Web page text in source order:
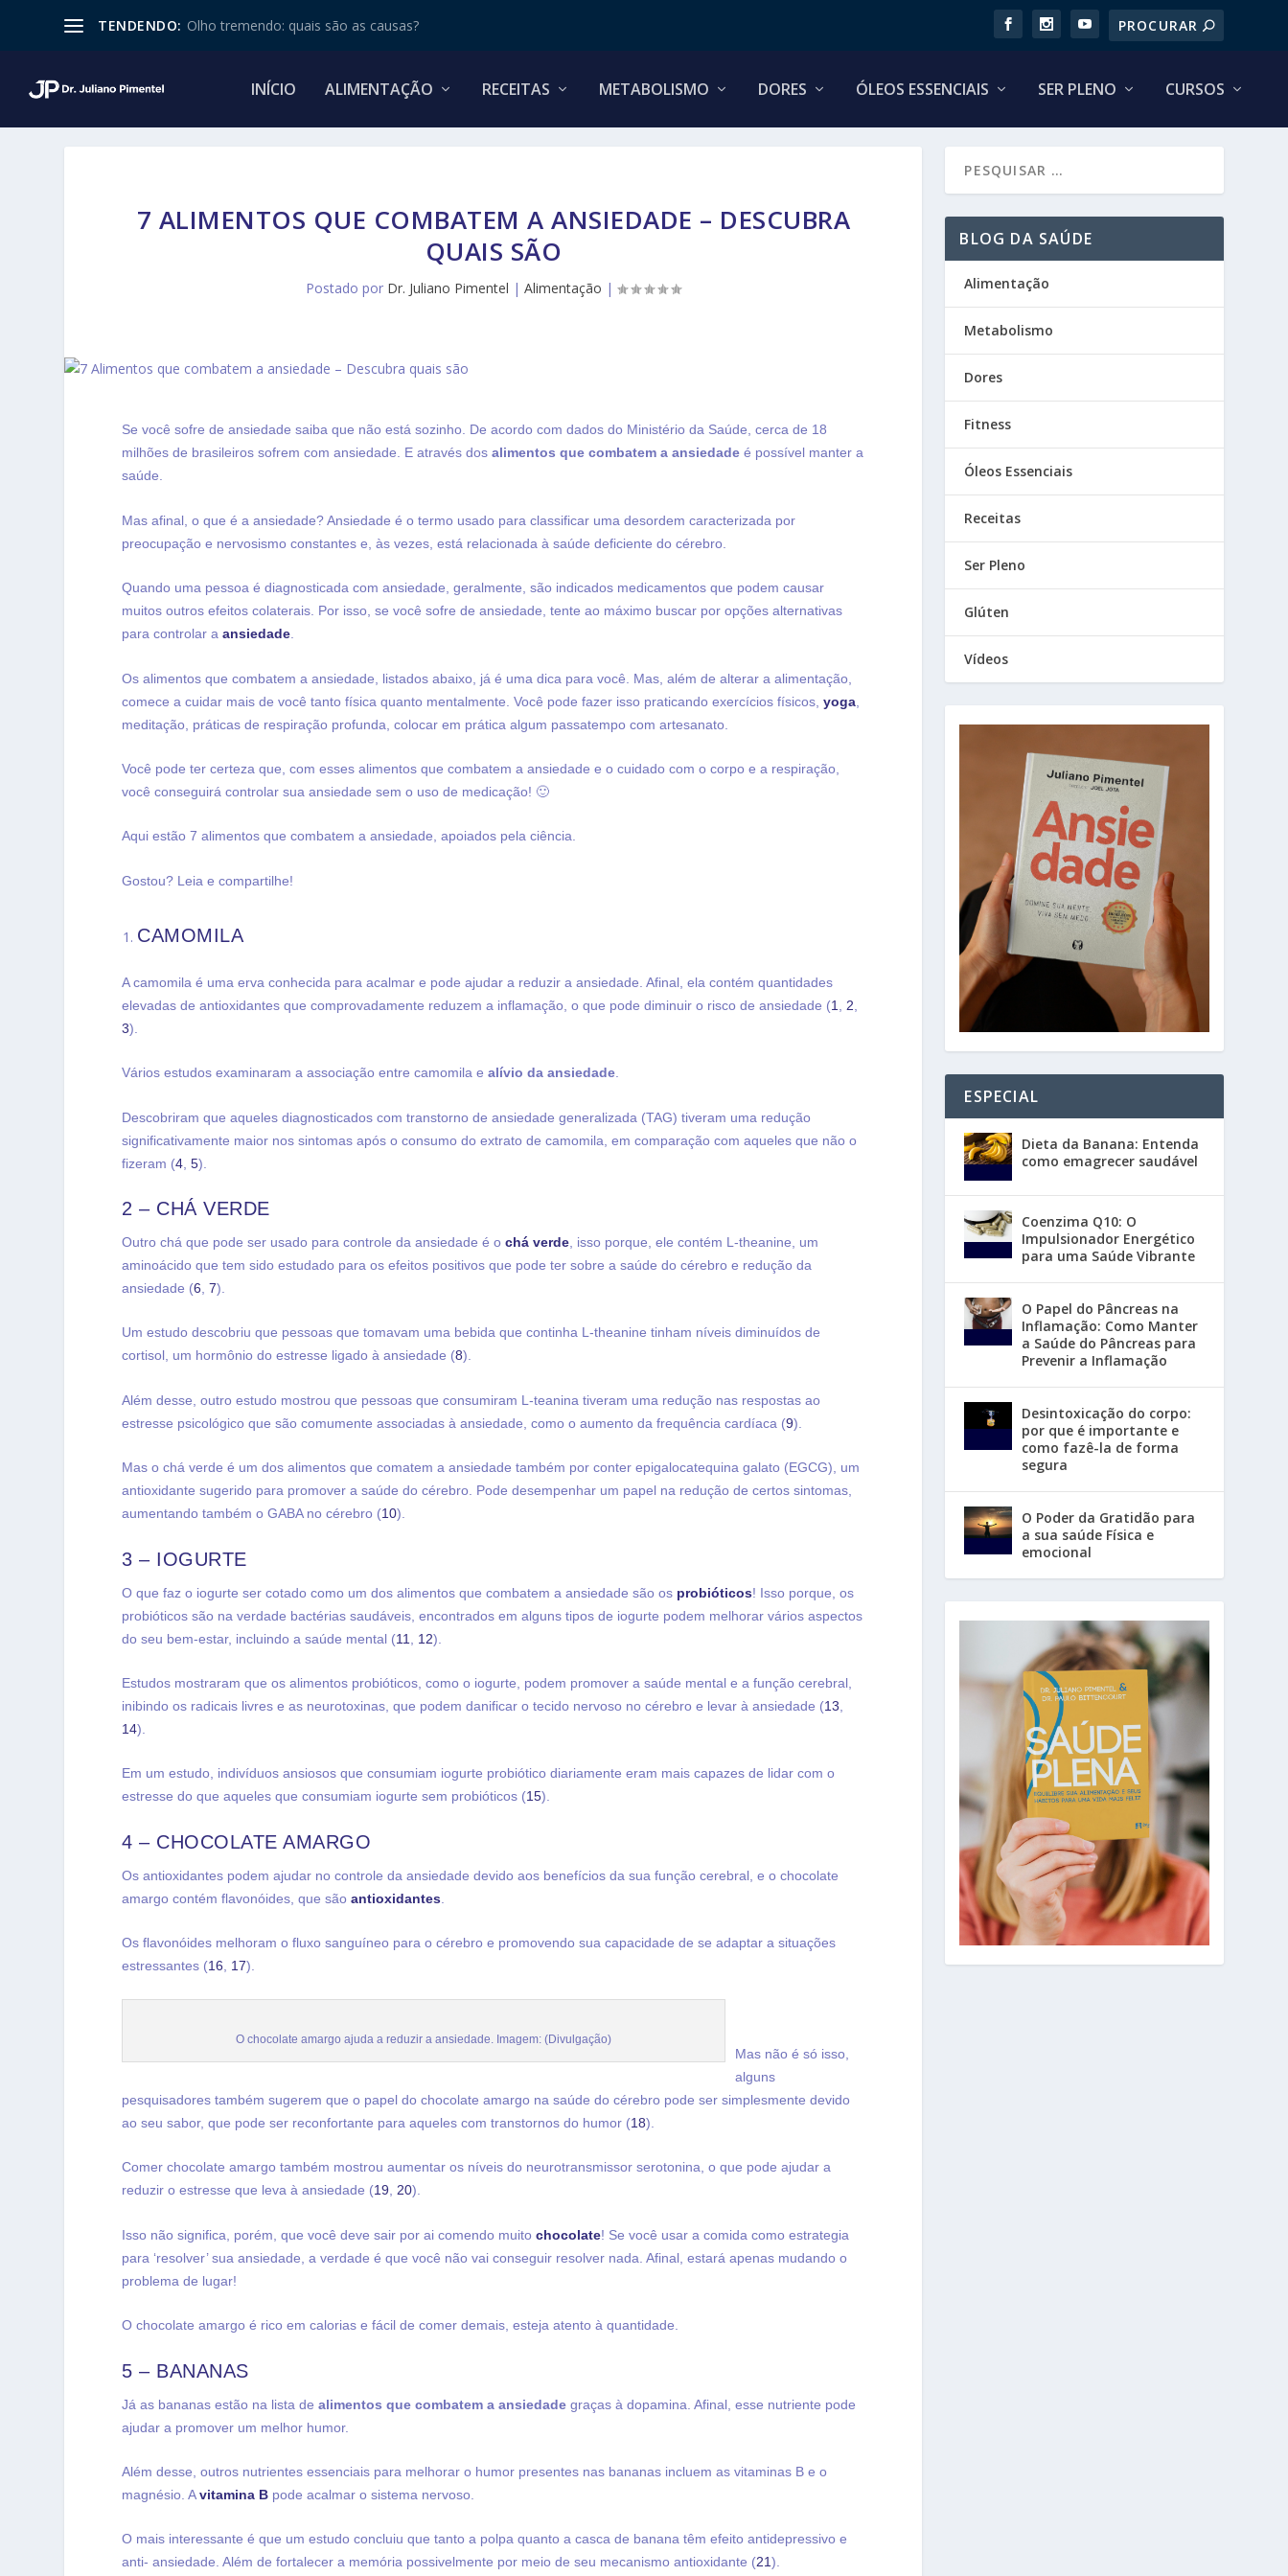
TENDENDO: Olho tremendo: quais são as causas?
INÍCIO ALIMENTAÇÃO RECEITAS METABOLISMO DORES ÓLEOS ESSENCIAIS SER PLENO CURSOS
7 ALIMENTOS QUE COMBATEM A ANSIEDADE – DESCUBRA
QUAIS SÃO
Postado por Dr. Juliano Pimentel |Alimentação |
Se você sofre de ansiedade saiba que não está sozinho. De acordo com dados do Ministério da Saúde, cerca de 18
milhões de brasileiros sofrem com ansiedade. E através dosalimentos que combatem a ansiedade é possível manter a
saúde.
Mas afinal, o que é a ansiedade? Ansiedade é o termo usado para classificar uma desordem caracterizada por
preocupação e nervosismo constantes e, às vezes, está relacionada à saúde deficiente do cérebro.
Quando uma pessoa é diagnosticada com ansiedade, geralmente, são indicados medicamentos que podem causar
muitos outros efeitos colaterais. Por isso, se você sofre de ansiedade, tente ao máximo buscar por opções alternativas
para controlar aansiedade
Os alimentos que combatem a ansiedade, listados abaixo, já é uma dica para você. Mas, além de alterar a alimentação,
comece a cuidar mais de você tanto física quanto mentalmente. Você pode fazer isso praticando exercícios físicos,yoga
meditação, práticas de respiração profunda, colocar em prática algum passatempo com artesanato.
Você pode ter certeza que, com esses alimentos que combatem a ansiedade e o cuidado com o corpo e a respiração,
você conseguirá controlar sua ansiedade sem o uso de medicação! 🙂
Aqui estão 7 alimentos que combatem a ansiedade, apoiados pela ciência.
Gostou? Leia e compartilhe!
CAMOMILA
A camomila é uma erva conhecida para acalmar e pode ajudar a reduzir a ansiedade. Afinal, ela contém quantidades
elevadas de antioxidantes que comprovadamente reduzem a inflamação, o que pode diminuir o risco de ansiedade (1 2
3).
Vários estudos examinaram a associação entre camomila ealívio da ansiedade.
Descobriram que aqueles diagnosticados com transtorno de ansiedade generalizada (TAG) tiveram uma redução
significativamente maior nos sintomas após o consumo do extrato de camomila, em comparação com aqueles que não o
fizeram (4 ,5).
2 – CHÁ VERDE
Outro chá que pode ser usado para controle da ansiedade é ochá verde , isso porque, ele contém L-theanine, um
aminoácido que tem sido estudado para os efeitos positivos que pode ter sobre a saúde do cérebro e redução da
ansiedade (6 ,7).
Um estudo descobriu que pessoas que tomavam uma bebida que continha L-theanine tinham níveis diminuídos de
cortisol, um hormônio do estresse ligado à ansiedade (8).
Além desse, outro estudo mostrou que pessoas que consumiram L-teanina tiveram uma redução nas respostas ao
estresse psicológico que são comumente associadas à ansiedade, como o aumento da frequência cardíaca (9).
Mas o chá verde é um dos alimentos que comatem a ansiedade também por conter epigalocatequina galato (EGCG), um
antioxidante sugerido para promover a saúde do cérebro. Pode desempenhar um papel na redução de certos sintomas,
aumentando também o GABA no cérebro (10).
3 – IOGURTE
O que faz o iogurte ser cotado como um dos alimentos que combatem a ansiedade são os probióticos! Isso porque, os
probióticos são na verdade bactérias saudáveis, encontrados em alguns tipos de iogurte podem melhorar vários aspectos
do seu bem-estar, incluindo a saúde mental (11 12).
Estudos mostraram que os alimentos probióticos, como o iogurte, podem promover a saúde mental e a função cerebral,
inibindo os radicais livres e as neurotoxinas, que podem danificar o tecido nervoso no cérebro e levar à ansiedade (13
14).
Em um estudo, indivíduos ansiosos que consumiam iogurte probiótico diariamente eram mais capazes de lidar com o
estresse do que aqueles que consumiam iogurte sem probióticos (15).
4 – CHOCOLATE AMARGO
Os antioxidantes podem ajudar no controle da ansiedade devido aos benefícios da sua função cerebral, e o chocolate
amargo contém flavonóides, que sãoantioxidantes
Osflavonóides melhoram o fluxo sanguíneo para o cérebro e promovendo sua capacidade de se adaptar a situações
estressantes (16 17).
O chocolate amargo ajuda a reduzir a ansiedade. Imagem: (Divulgação)
Mas não é só isso,
alguns
pesquisadores também sugerem que o papel do chocolate amargo na saúde do cérebro pode ser simplesmente devido
ao seu sabor, que pode ser reconfortante para aqueles com transtornos do humor (18).
Comer chocolate amargo também mostrou aumentar os níveis do neurotransmissor serotonina, o que pode ajudar a
reduzir o estresse que leva à ansiedade (19,20).
Isso não significa, porém, que você deve sair por ai comendo muitochocolate! Se você usar a comida como estrategia
para ‘resolver’ sua ansiedade, a verdade é que você não vai conseguir resolver nada. Afinal, estará apenas mudando o
problema de lugar!
O chocolate amargo é rico em calorias e fácil de comer demais, esteja atento à quantidade.
5 – BANANAS
Já as bananas estão na lista dealimentos que combatem a ansiedade graças à dopamina. Afinal, esse nutriente pode
ajudar a promover um melhor humor.
Além desse, outros nutrientes essenciais para melhorar o humor presentes nas bananas incluem as vitaminas B e o
magnésio. Avitamina B pode acalmar o sistema nervoso.
O mais interessante é que um estudo concluiuque tanto a polpa quanto a casca de banana têm efeito antidepressivo e
anti- ansiedade. Além de fortalecer a memória possivelmente por meio de seu mecanismo antioxidante (21).
BLOG DA SAÚDE
Alimentação
Metabolismo
Dores
Fitness
Óleos Essenciais
Receitas
Ser Pleno
Glúten
Vídeos
ESPECIAL
Dieta da Banana: Entenda
como emagrecer saudável
Coenzima Q10: O
Impulsionador Energético
para uma Saúde Vibrante
O Papel do Pâncreas na
Inflamação: Como Manter
a Saúde do Pâncreas para
Prevenir a Inflamação
Desintoxicação do corpo:
por que é importante e
como fazê-la de forma
segura
O Poder da Gratidão para
a sua saúde Física e
emocional